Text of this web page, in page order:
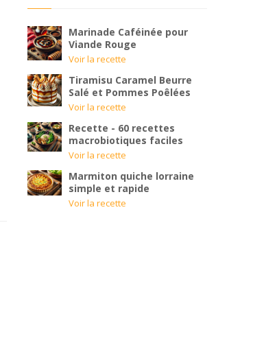
Marinade Caféinée pour
Viande Rouge
Voir la recette
Tiramisu Caramel Beurre
Salé et Pommes Poêlées
Voir la recette
Recette - 60 recettes
macrobiotiques faciles
Voir la recette
Marmiton quiche lorraine
simple et rapide
Voir la recette